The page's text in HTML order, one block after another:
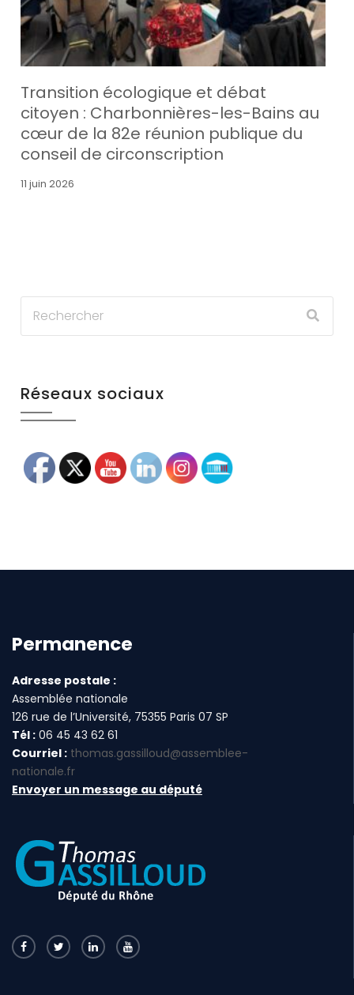
Transition écologique et débat
citoyen : Charbonnières-les-Bains au
cœur de la 82e réunion publique du
conseil de circonscription
11 juin 2026
Réseaux sociaux
Permanence
Adresse postale :
Assemblée nationale
126 rue de l’Université, 75355 Paris 07 SP
Tél : 06 45 43 62 61
Courriel : thomas.gassilloud@assemblee-
nationale.fr
Envoyer un message au député